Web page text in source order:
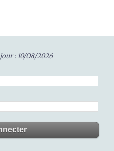
: 10/08/2026